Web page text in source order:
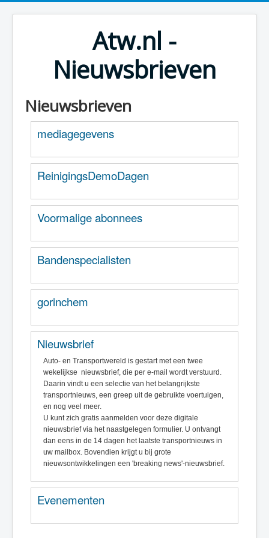
Atw.nl -
Nieuwsbrieven
Nieuwsbrieven
mediagegevens
ReinigingsDemoDagen
Voormalige abonnees
Bandenspecialisten
gorinchem
Nieuwsbrief
Auto- en Transportwereld is gestart met een twee
wekelijkse nieuwsbrief, die per e-mail wordt verstuurd.
Daarin vindt u een selectie van het belangrijkste
transportnieuws, een greep uit de gebruikte voertuigen,
en nog veel meer.
U kunt zich gratis aanmelden voor deze digitale
nieuwsbrief via het naastgelegen formulier. U ontvangt
dan eens in de 14 dagen het laatste transportnieuws in
uw mailbox. Bovendien krijgt u bij grote
nieuwsontwikkelingen een 'breaking news'-nieuwsbrief.
Evenementen